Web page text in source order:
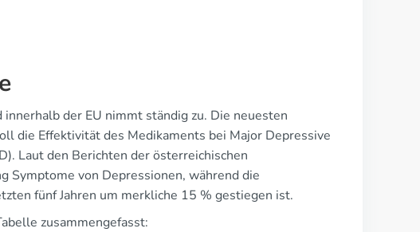
der EU nimmt ständig zu. Die neuesten
die Effektivität des Medikaments bei Major Depressive
Laut den Berichten der österreichischen
Symptome von Depressionen, während die
fünf Jahren um merkliche 15 % gestiegen ist.
zusammengefasst: